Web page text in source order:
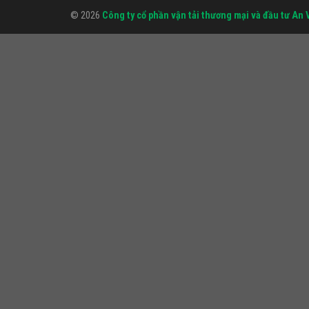
© 2026 Công ty cổ phần vận tải thương mại và đầu tư An